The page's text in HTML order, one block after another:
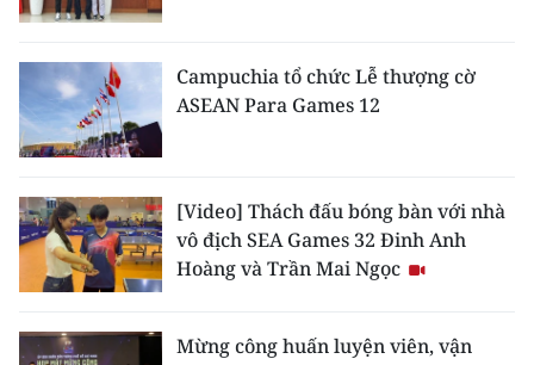
Campuchia tổ chức Lễ thượng cờ
ASEAN Para Games 12
[Video] Thách đấu bóng bàn với nhà
vô địch SEA Games 32 Đinh Anh
Hoàng và Trần Mai Ngọc
Mừng công huấn luyện viên, vận